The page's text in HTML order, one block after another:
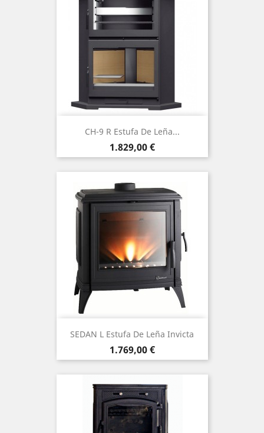
CH-9 R Estufa De Leña...
Precio
1.829,00 €
SEDAN L Estufa De Leña Invicta
Precio
1.769,00 €